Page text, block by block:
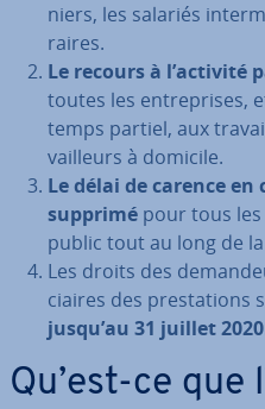
niers, les salariés
raires.
Le recours à l’activité
toutes les en­tre­prises,
temps partiel, aux
vail­leurs à domicile.
Le délai de carence
supprimé pour tous
public tout au long de
Les droits des
ciaires des pres­ta­tions
jusqu’au 31 juillet 2020
Qu’est-ce que